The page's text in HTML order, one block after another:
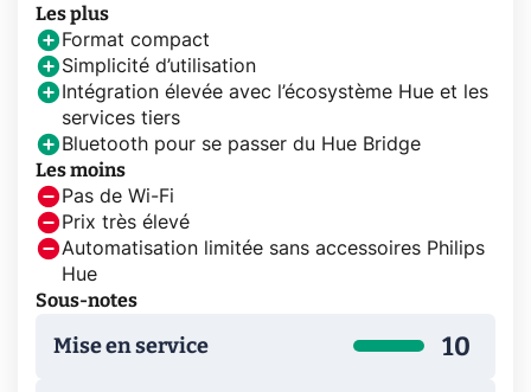
Les plus
Format compact
Simplicité d’utilisation
Intégration élevée avec l’écosystème Hue et les
services tiers
Bluetooth pour se passer du Hue Bridge
Les moins
Pas de Wi-Fi
Prix très élevé
Automatisation limitée sans accessoires Philips
Hue
Sous-notes
Mise en service 10